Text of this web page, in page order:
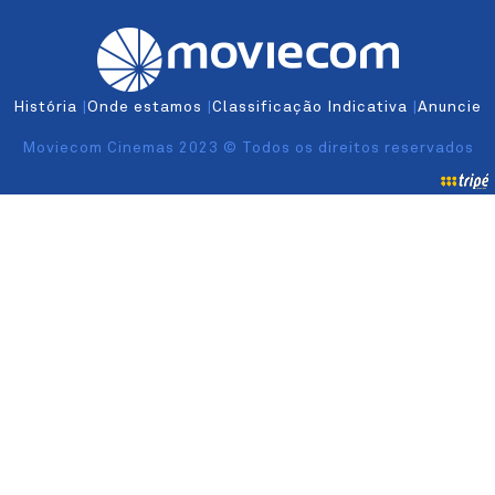
História Onde estamos Classificação Indicativa Anuncie
Moviecom Cinemas 2023 © Todos os direitos reservados